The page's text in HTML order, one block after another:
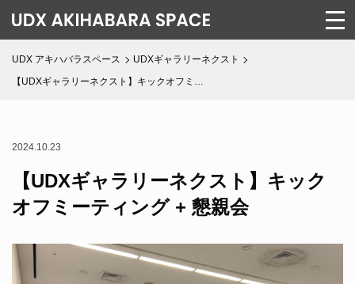
UDX アキハバラスペース
UDXギャラリーネクスト
【UDXギャラリーネクスト】キックオフミ…
2024.10.23
【UDXギャラリーネクスト】キック
オフミーティング + 懇親会